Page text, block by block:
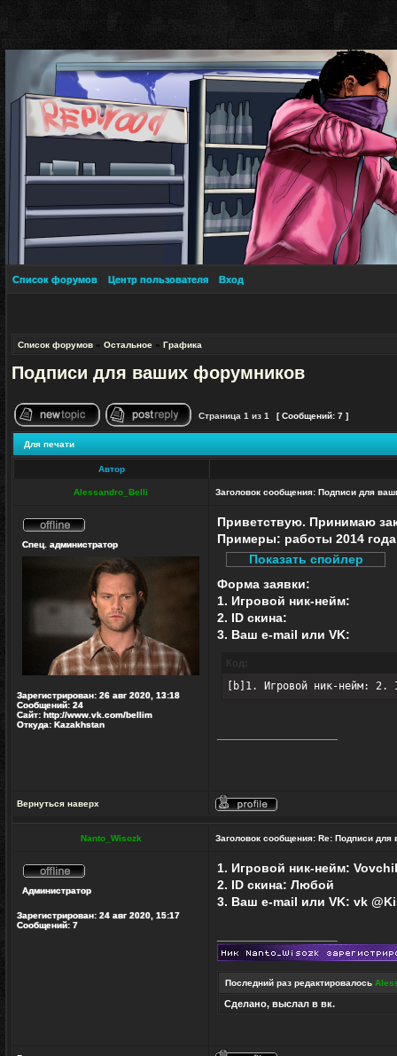
Список форумов Центр пользователя Вход
Список форумов » Остальное » Графика
Подписи для ваших форумников
Начать новую тему Ответить на тему
Страница 1 из 1 [ Сообщений: 7 ]
Для печати
Автор
Alessandro_Belli Заголовок сообщения: Подписи для
в
Спец. администратор
Зарегистрирован: 26 авг 2020, 13:18
Сообщений: 24
Сайт: http://www.vk.com/bellim
Откуда: Kazakhstan
Приветствую. Принимаю
Примеры: работы 2014
Форма заявки:
1. Игровой ник-нейм:
2. ID скина:
3. Ваш e-mail или VK:
[b]1. Игровой ник-нейм:
Вернуться наверх
Nanto_Wisozk Заголовок сообщения: Re: Подписи для
в
Администратор
Зарегистрирован: 24 авг 2020, 15:17
Сообщений: 7
1. Игровой ник-нейм:
2. ID скина: Любой
3. Ваш e-mail или VK: vk
Последний раз редактировалось
Сделано, выслал в вк.